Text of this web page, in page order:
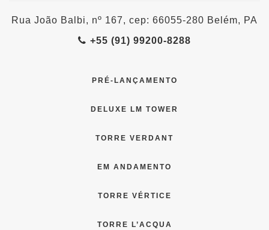
Rua João Balbi, nº 167, cep: 66055-280 Belém, PA
+55 (91) 99200-8288
PRÉ-LANÇAMENTO
DELUXE LM TOWER
TORRE VERDANT
EM ANDAMENTO
TORRE VÉRTICE
TORRE L’ACQUA